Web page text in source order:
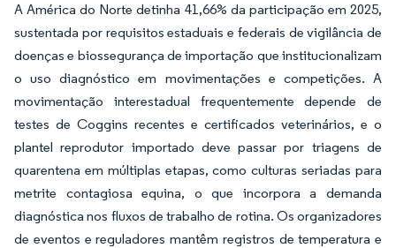
A América do Norte detinha 41,66% da participação em 2025,
sustentada por requisitos estaduais e federais de vigilância de
doenças e biossegurança de importação que institucionalizam
o uso diagnóstico em movimentações e competições. A
movimentação interestadual frequentemente depende de
testes de Coggins recentes e certificados veterinários, e o
plantel reprodutor importado deve passar por triagens de
quarentena em múltiplas etapas, como culturas seriadas para
metrite contagiosa equina, o que incorpora a demanda
diagnóstica nos fluxos de trabalho de rotina. Os organizadores
de eventos e reguladores mantêm registros de temperatura e